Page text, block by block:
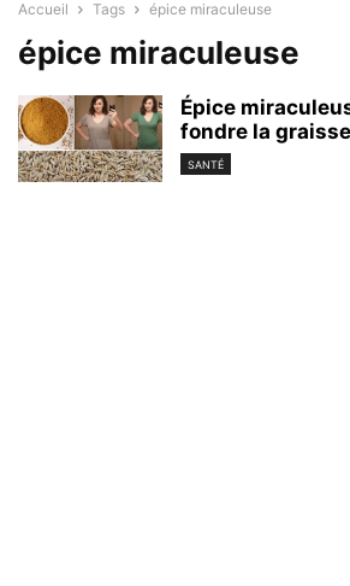
Accueil Tags épice miraculeuse
épice miraculeuse
Épice
fondre la graisse
SANTÉ